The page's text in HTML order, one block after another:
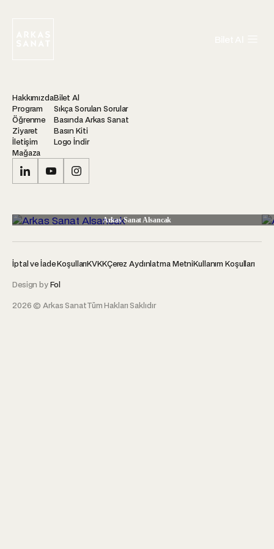
Hakkımızda
Program
Öğrenme
Ziyaret
İletişim
Mağaza
Bilet Al
Sıkça Sorulan Sorular
Basında Arkas Sanat
Basın Kiti
Logo İndir
Arkas Sanat Alsancak
2026 © Arkas SanatTüm Hakları Saklıdır
İptal ve İade KoşullarıKVKKÇerez Aydınlatma MetniKullanım Koşulları
Design byFol